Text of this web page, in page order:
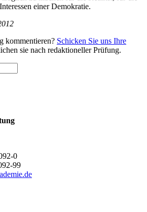
einer Demokratie.
kommentieren? Schicken Sie uns Ihre
sie nach redaktioneller Prüfung.
0
99